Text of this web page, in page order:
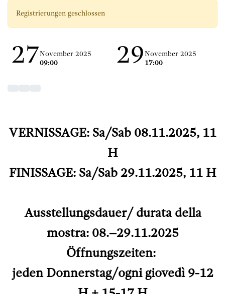
Registrierungen geschlossen
27November 2025
09:00
29 November 2025
17:00
VERNISSAGE: Sa/Sab 08.11.2025, 11
H
FINISSAGE: Sa/Sab 29.11.2025, 11 H
Ausstellungsdauer/ durata della
mostra: 08.–29.11.2025
Öffnungszeiten:
jeden Donnerstag/ogni giovedì 9-12